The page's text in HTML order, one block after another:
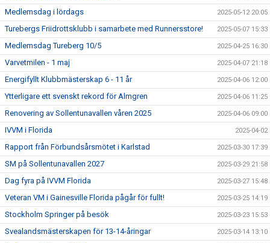
Medlemsdag i lördags 2025-05-12 20:05
Turebergs Friidrottsklubb i samarbete med Runnersstore! 2025-05-07 15:33
Medlemsdag Tureberg 10/5 2025-04-25 16:30
Varvetmilen - 1 maj 2025-04-07 21:18
Energifyllt Klubbmästerskap 6 - 11 år 2025-04-06 12:00
Ytterligare ett svenskt rekord för Almgren 2025-04-06 11:25
Renovering av Sollentunavallen våren 2025 2025-04-06 09:00
IVVM i Florida 2025-04-02
Rapport från Förbundsårsmötet i Karlstad 2025-03-30 17:39
SM på Sollentunavallen 2027 2025-03-29 21:58
Dag fyra på IVVM Florida 2025-03-27 15:48
Veteran VM i Gainesville Florida pågår för fullt! 2025-03-25 14:19
Stockholm Springer på besök 2025-03-23 15:53
Svealandsmästerskapen för 13-14-åringar 2025-03-14 13:10